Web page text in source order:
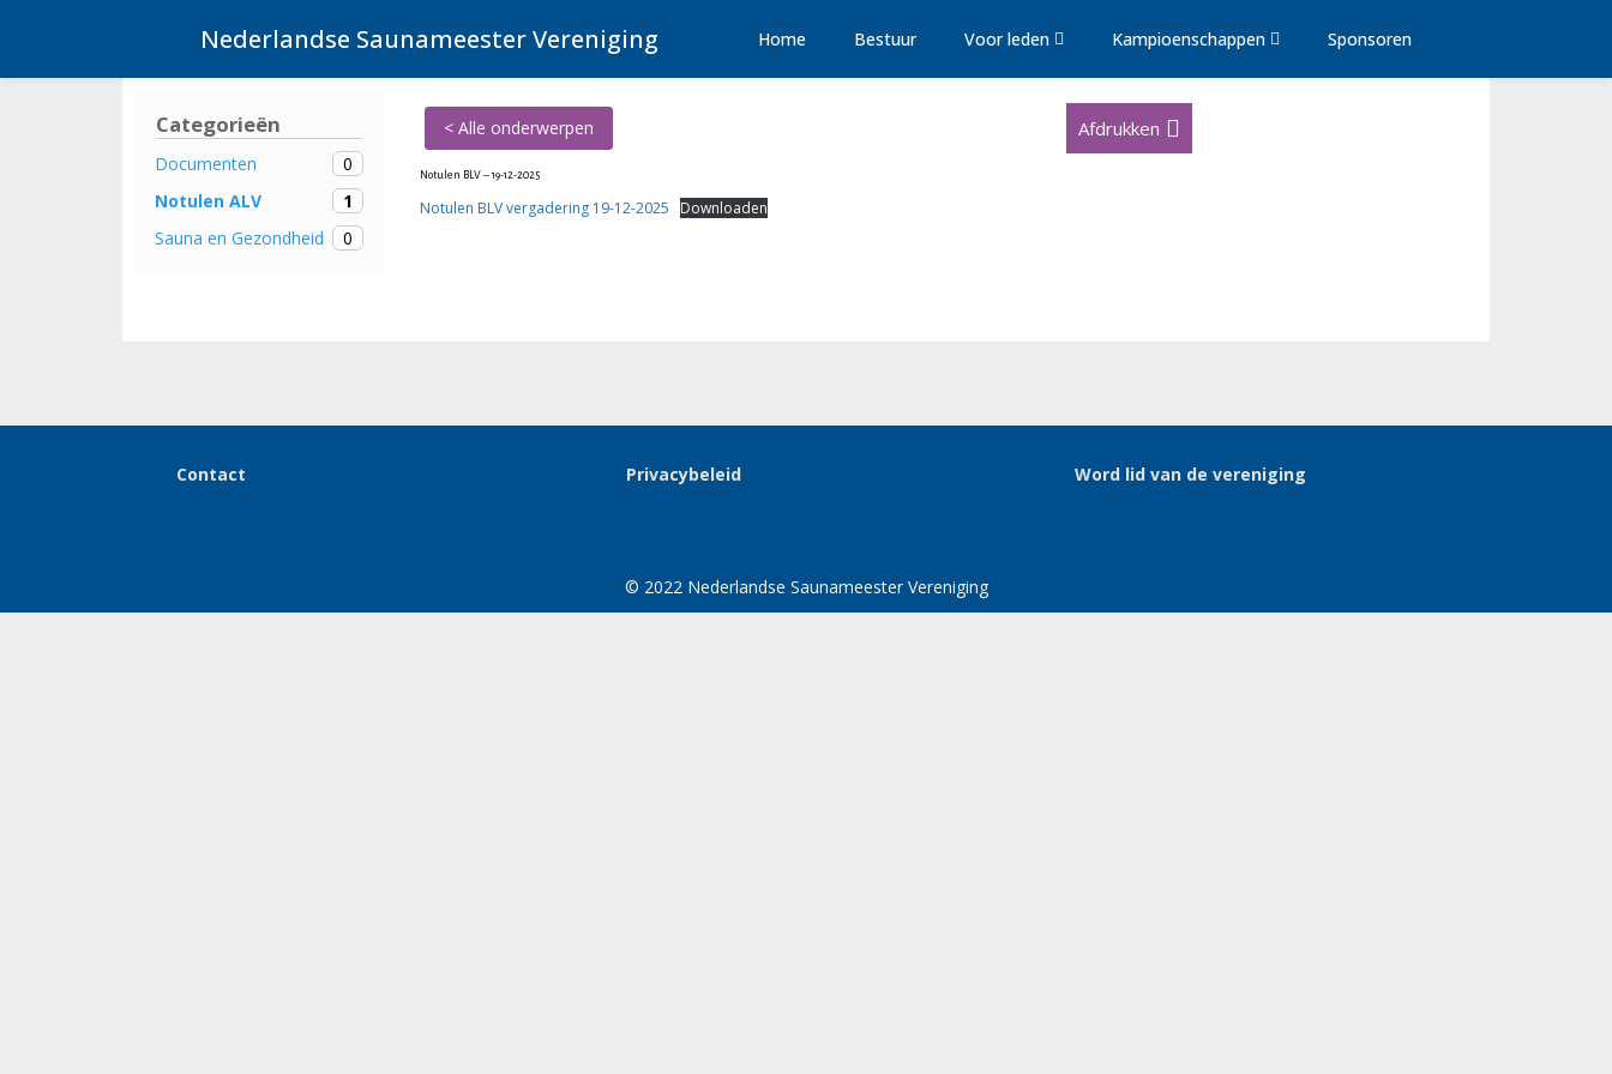
Nederlandse Saunameester Vereniging Home Bestuur Voor leden Kampioenschappen Sponsoren
Categorieën
Documenten
0
Notulen ALV
1
Sauna en Gezondheid
0
< Alle onderwerpen Afdrukken
Notulen BLV – 19-12-2025
Notulen BLV vergadering 19-12-2025 Downloaden
Contact Privacybeleid Word lid van de vereniging
© 2022 Nederlandse Saunameester Vereniging